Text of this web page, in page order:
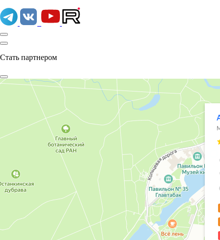
Стать партнером